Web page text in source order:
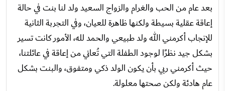
بعد عام من الحب والغرام والزواج السعيد ولد لنا بنت في حالة
إعاقة عقلية بسيطة ولكنها ظاهرة للعيان، وفي التجربة الثانية
للإنجاب أكرمني الله ولد طبيعي والحمد لله، الأمور كانت تسير
بشكل جيد نظرًا لوجود الطفلة التي تُعاني من إعاقة في عائلتنا،
حيث أكرمني ربي بأن يكون الولد ذكي ومتفوق، والبنت بشكل
عام هادئة ولكن صحتها معلولة.